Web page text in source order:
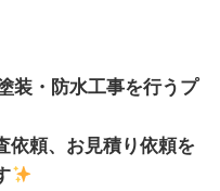
装・防水工事を行うプ
依頼、お見積り依頼を